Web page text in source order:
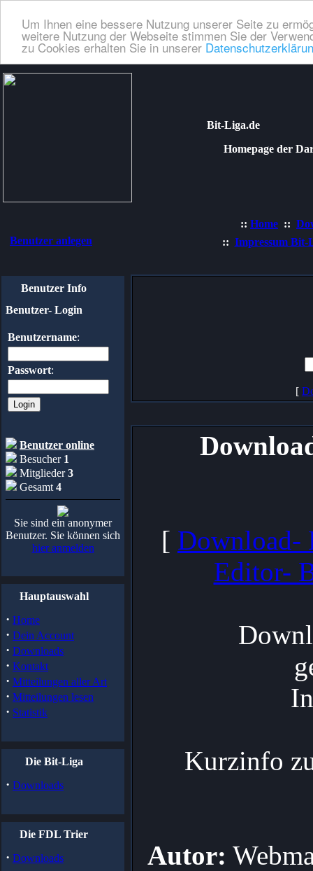
Um Ihnen eine bessere Nutzung unserer Seite zu
weitere Nutzung der Webseite stimmen Sie der
zu Cookies erhalten Sie in unserer
Bit-Liga.de
Homepage der
Benutzer anlegen
:: Home ::
:: Impressum Bit-
Benutzer Info
Benutzer- Login
Benutzername:
Passwort:
Benutzer online
Besucher 1
Mitglieder3
Gesamt 4
Sie sind ein anonymer
Benutzer. Sie können sich
hier anmelden
Hauptauswahl
· Home
· Dein Account
· Downloads
· Kontakt
· Mitteilungen aller Art
· Mitteilungen lesen
· Statistik
Die Bit-Liga
· Downloads
Die FDL Trier
· Downloads
[
[ Download-
Editor-
Kurzinfo
Autor: